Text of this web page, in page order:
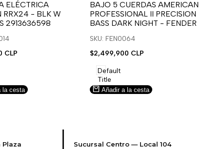
ELÉCTRICA
RRX24 - BLK W
2913636598
CLP
la cesta
para
usar
la
lista
deseos.
para
usar
Compare
BAJO 5 CUERDAS AMERICAN
PROFESSIONAL II PRECISION
BASS DARK NIGHT - FENDER
SKU: FEN0064
Precio
venta
$2,499,900 CLP
Default
Title
Añadir a la cesta
Plaza Sucursal Centro — Local 104